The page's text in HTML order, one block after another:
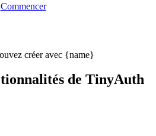
Commencer
de TinyAuth